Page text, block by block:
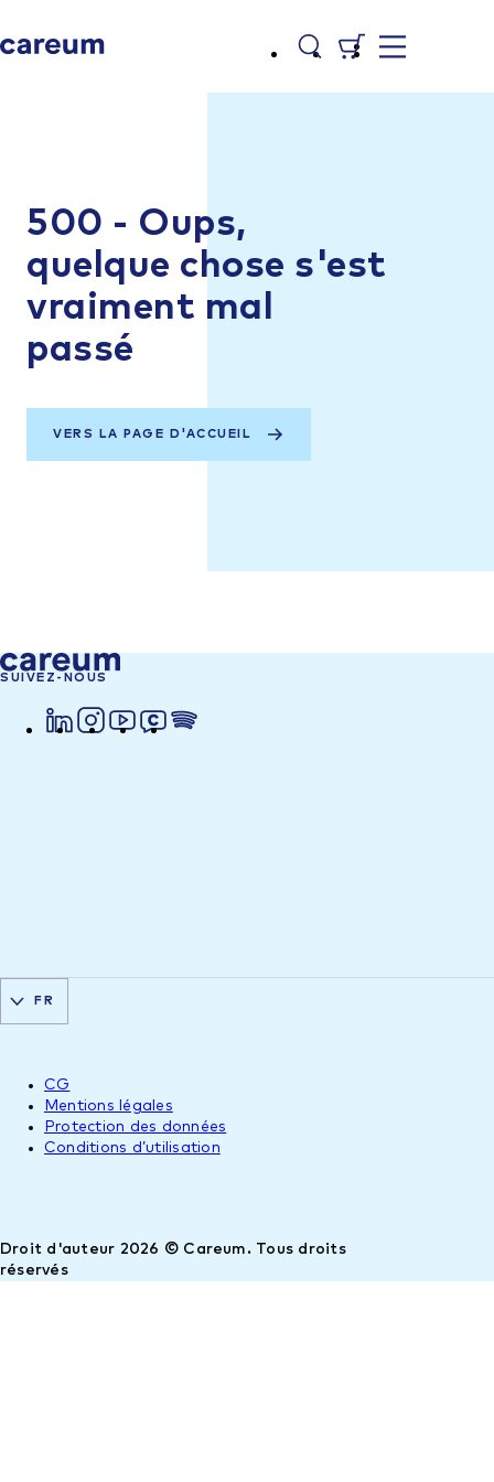
500 - Oups,
quelque chose s'est
vraiment mal
passé
VERS LA PAGE D'ACCUEIL
SUIVEZ-NOUS
Droit d'auteur 2026 © Careum. Tous droits
réservés
CG
Mentions légales
Protection des données
Conditions d’utilisation
FR